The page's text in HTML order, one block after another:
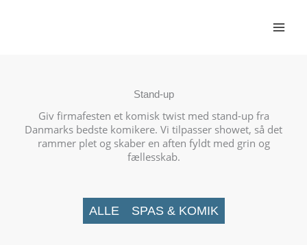
Stand-up
Giv firmafesten et komisk twist med stand-up fra
Danmarks bedste komikere. Vi tilpasser showet, så det
rammer plet og skaber en aften fyldt med grin og
fællesskab.
ALLE SPAS & KOMIK